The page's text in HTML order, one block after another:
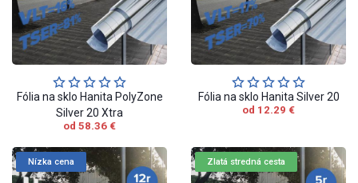
Fólia na sklo Hanita PolyZone
Silver 20 Xtra
od 58.36 €
Fólia na sklo Hanita Silver 20
od 12.29 €
Nízka cena Zlatá stredná cesta